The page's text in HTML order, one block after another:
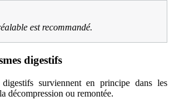
est recommandé.
digestifs
digestifs surviennent en principe dans les
décompression ou remontée.